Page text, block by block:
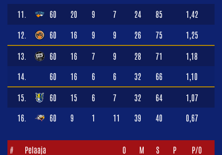
11. 60 20 9 7 24 85 1,42
12. 60 16 9 9 26 75 1,25
13. 60 16 7 9 28 71 1,18
14. 60 16 6 6 32 66 1,10
15. 60 15 6 7 32 64 1,07
16. 60 9 1 11 39 40 0,67
# Pelaaja O M S P P/O